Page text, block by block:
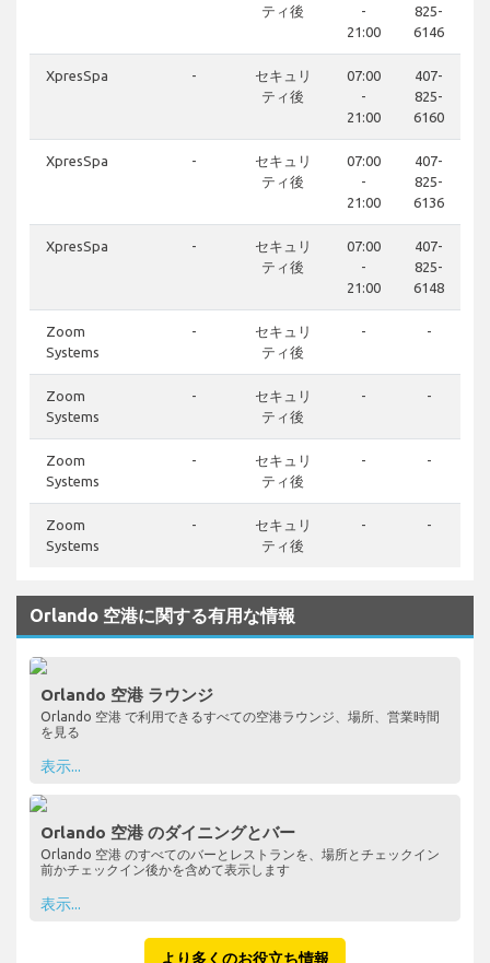
ティ後
-
21:00
825-
6146
XpresSpa -
セキュリ
ティ後
07:00
-
21:00
407-
825-
6160
XpresSpa -
セキュリ
ティ後
07:00
-
21:00
407-
825-
6136
XpresSpa -
セキュリ
ティ後
07:00
-
21:00
407-
825-
6148
Zoom
Systems
-
セキュリ
ティ後
- -
Zoom
Systems
-
セキュリ
ティ後
- -
Zoom
Systems
-
セキュリ
ティ後
- -
Zoom
Systems
-
セキュリ
ティ後
- -
Orlando 空港に関する有用な情報
Orlando 空港 ラウンジ
Orlando 空港 で利用できるすべての空港ラウンジ、場所、営業時間
を見る
表示...
Orlando 空港 のダイニングとバー
Orlando 空港 のすべてのバーとレストランを、場所とチェックイン
前かチェックイン後かを含めて表示します
表示...
より多くのお役立ち情報